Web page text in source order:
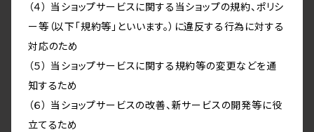
（４） 当ショップサービスに関する当ショップの規約、ポリシ
ー等（以下「規約等」といいます。）に違反する行為に対する
対応のため
（５） 当ショップサービスに関する規約等の変更などを通
知するため
（６） 当ショップサービスの改善、新サービスの開発等に役
立てるため